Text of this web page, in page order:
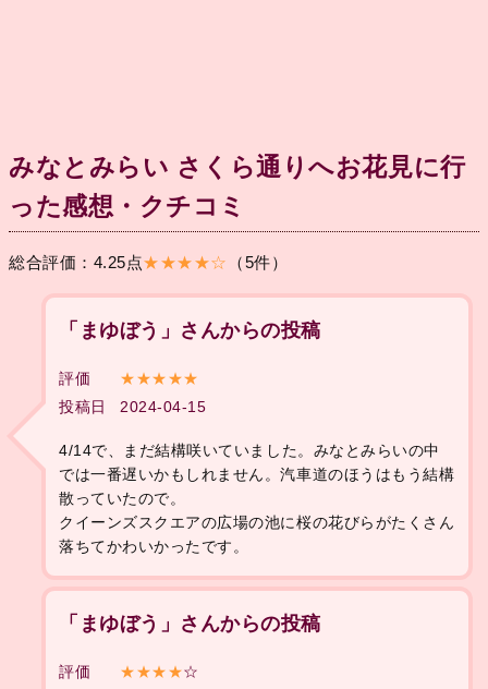
みなとみらい さくら通りへお花見に行
った感想・クチコミ
総合評価：4.25点★★★★☆ （5件）
「まゆぼう」さんからの投稿
評価
★★★★★
投稿日
2024-04-15
4/14で、まだ結構咲いていました。みなとみらいの中
では一番遅いかもしれません。汽車道のほうはもう結構
散っていたので。
クイーンズスクエアの広場の池に桜の花びらがたくさん
落ちてかわいかったです。
「まゆぼう」さんからの投稿
評価 ★★★★☆